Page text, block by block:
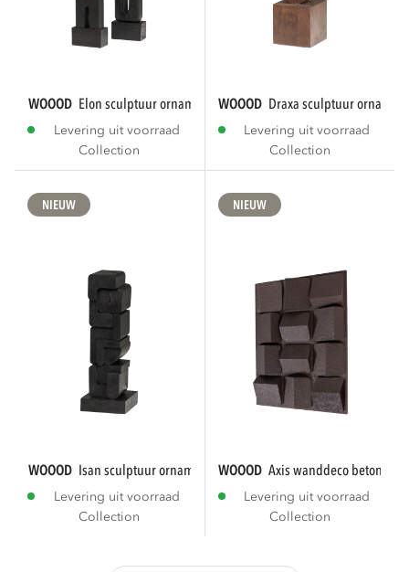
WOOOD elon sculptuur ornamenten hout zwart...
Levering uit voorraad
Collection
WOOOD draxa sculptuur
Levering uit voorraad
Collection
NIEUW
WOOOD isan sculptuur ornament hout zwart
Levering uit voorraad
Collection
NIEUW
WOOOD axis wanddeco
Levering uit voorraad
Collection